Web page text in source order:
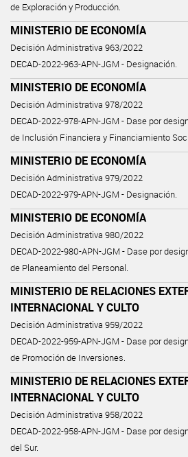
de Exploración y Producción.
MINISTERIO DE ECONOMÍA
Decisión Administrativa 963/2022
DECAD-2022-963-APN-JGM - Designación.
MINISTERIO DE ECONOMÍA
Decisión Administrativa 978/2022
DECAD-2022-978-APN-JGM - Dase por
de Inclusión Financiera y Financiamiento
MINISTERIO DE ECONOMÍA
Decisión Administrativa 979/2022
DECAD-2022-979-APN-JGM - Designación.
MINISTERIO DE ECONOMÍA
Decisión Administrativa 980/2022
DECAD-2022-980-APN-JGM - Dase por
de Planeamiento del Personal.
MINISTERIO DE RELACIONES
INTERNACIONAL Y CULTO
Decisión Administrativa 959/2022
DECAD-2022-959-APN-JGM - Dase por
de Promoción de Inversiones.
MINISTERIO DE RELACIONES
INTERNACIONAL Y CULTO
Decisión Administrativa 958/2022
DECAD-2022-958-APN-JGM - Dase por
del Sur.